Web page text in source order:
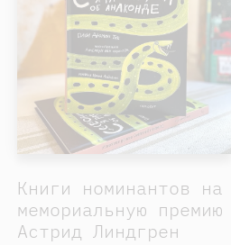
Книги номинантов на
мемориальную премию
Астрид Линдгрен